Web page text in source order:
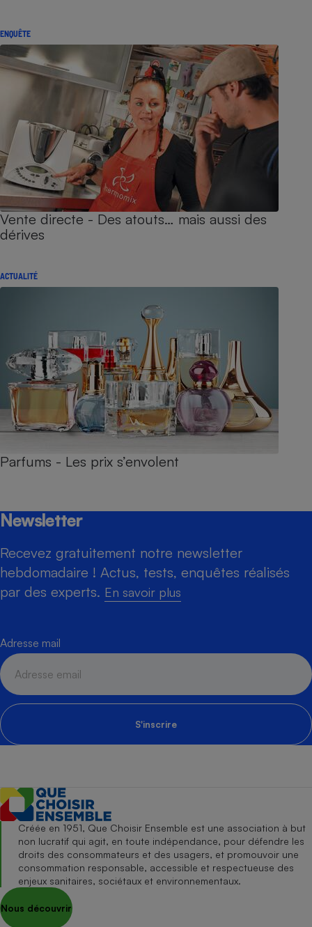
ENQUÊTE
Vente directe - Des atouts… mais aussi des
dérives
ACTUALITÉ
Parfums - Les prix s’envolent
Newsletter
Recevez gratuitement notre newsletter
hebdomadaire ! Actus, tests, enquêtes réalisés
par des experts. En savoir plus
Adresse mail
S'inscrire
Créée en 1951, Que Choisir Ensemble est une association à but
non lucratif qui agit, en toute indépendance, pour défendre les
droits des consommateurs et des usagers, et promouvoir une
consommation responsable, accessible et respectueuse des
enjeux sanitaires, sociétaux et environnementaux.
Nous découvrir